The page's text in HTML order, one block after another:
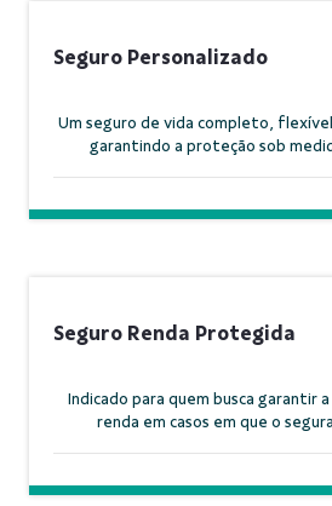
Seguro Personalizado
Um seguro de vida completo, flexível
garantindo a proteção sob
Seguro Renda Protegida
Indicado para quem busca garantir
renda em casos em que o